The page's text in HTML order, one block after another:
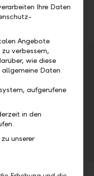
Uhr
Ihre Daten
Angebote
verbessern,
wie diese
Daten
aufgerufene
in den
unserer